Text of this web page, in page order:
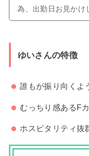
為、出勤日お見かけ
ゆいさんの特徴
誰もが振り向くよ
むっちり感あるF
ホスピタリティ抜